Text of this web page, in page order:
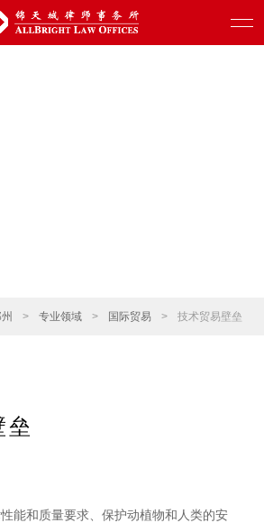
> 专业领域 > 国际贸易 > 技术贸易壁垒
垒
能和质量要求、保护动植物和人类的安